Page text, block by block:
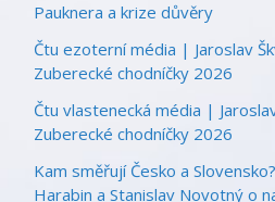
Pauknera a krize důvěry
Čtu ezoterní média | Jaroslav
Zuberecké chodníčky 2026
Čtu vlastenecká média |
Zuberecké chodníčky 2026
Kam směřují Česko a
Harabin a Stanislav Novotný o